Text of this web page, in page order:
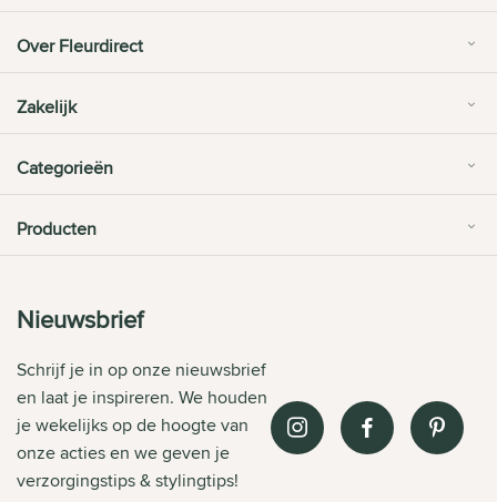
Over Fleurdirect
Zakelijk
Categorieën
Producten
Nieuwsbrief
Schrijf je in op onze nieuwsbrief
en laat je inspireren. We houden
je wekelijks op de hoogte van
onze acties en we geven je
verzorgingstips & stylingtips!